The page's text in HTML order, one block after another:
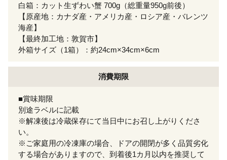
白箱：カット生ずわい蟹 700g（総重量950g前後）
【原産地：カナダ産・アメリカ産・ロシア産・バレンツ
海産】
【最終加工地：敦賀市】
外箱サイズ（1箱）：約24cm×34cm×6cm
消費期限
■賞味期限
別途ラベルに記載
※解凍後は冷蔵保存にて当日中にお召し上がりくださ
い。
※ご家庭用の冷凍庫の場合、ドアの開閉が多く品質劣化
する場合がありますので、到着後1カ月以内を推奨して